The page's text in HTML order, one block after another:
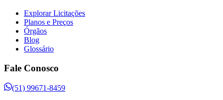
Explorar Licitações
Planos e Preços
Órgãos
Blog
Glossário
Fale Conosco
(51) 99671-8459